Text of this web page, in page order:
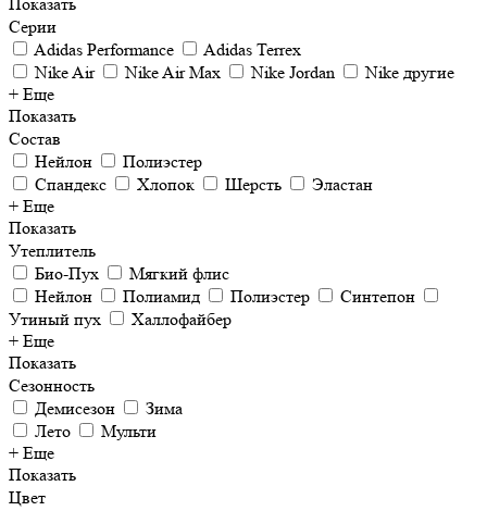
Серии
Adidas Performance
Adidas Terrex
Nike Air
Nike Air Max Nike Jordan
Nike другие
+ Еще
Показать
Состав
Нейлон
Полиэстер
Спандекс
Хлопок Шерсть
Эластан
+ Еще
Показать
Утеплитель
Био-Пух
Мягкий флис
Нейлон
Полиамид Полиэстер
Синтепон
Утиный пух
Халлофайбер
+ Еще
Показать
Сезонность
Демисезон
Зима
Лето
Мульти
+ Еще
Показать
Цвет